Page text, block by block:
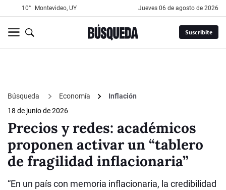
10° Montevideo, UY jueves 06 de agosto de 2026
Suscribite
Búsqueda Economía
Inflación
18 de junio de 2026
Precios y redes: académicos
proponen activar un “tablero
de fragilidad inflacionaria”
“En un país con memoria inflacionaria, la credibilidad